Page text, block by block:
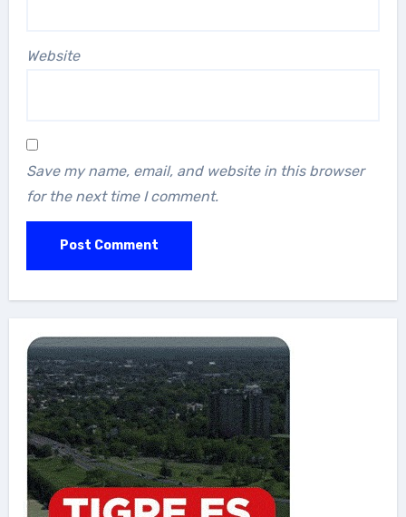
Website
Save my name, email, and website in this browser
for the next time I comment.